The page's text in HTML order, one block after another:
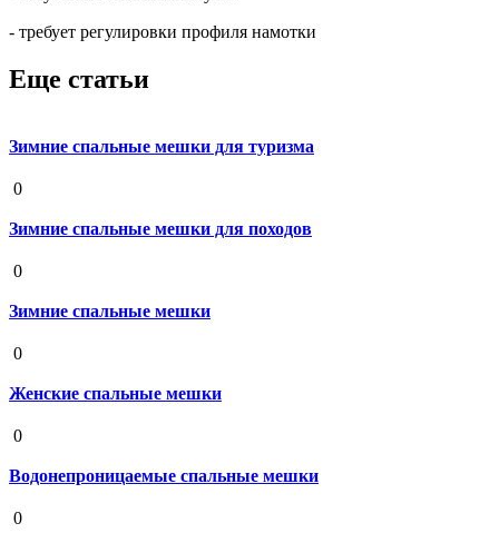
- требует регулировки профиля намотки
Еще статьи
Зимние спальные мешки для туризма
0
Зимние спальные мешки для походов
0
Зимние спальные мешки
0
Женские спальные мешки
0
Водонепроницаемые спальные мешки
0